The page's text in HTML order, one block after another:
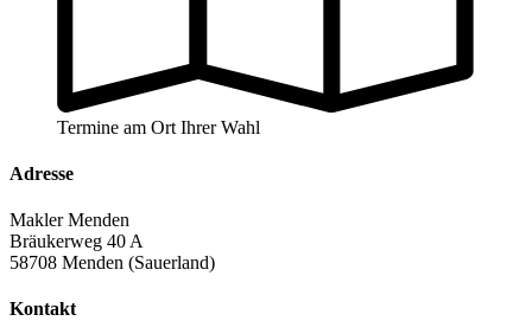
Termine am Ort Ihrer Wahl
Adresse
Makler Menden
Bräukerweg 40 A
58708 Menden (Sauerland)
Kontakt